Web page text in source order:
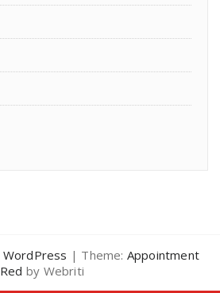
WordPress | Theme: Appointment
Red by Webriti